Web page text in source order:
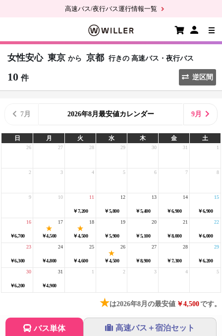
高速バス/夜行バス運行情報一覧
女性安心 東京 から 京都 行きの 高速バス・夜行バス
10 件 逆区間
7月 2026年8月最安値カレンダー 9月
日 月 火 水 木 金 土
26 27 28 29 30 31 1
2 3 4 5 6 7 8
9 10
￥7,200
11
￥5,800
12
￥5,400
13
￥6,900
14
￥6,900
15
￥6,700
16
￥4,500
17
￥4,500
18
￥5,900
19
￥5,100
20
￥8,000
21
￥6,000
22
￥6,300
23
￥4,800
24
￥4,600
25
￥4,500
26
￥8,900
27
￥7,300
28
￥6,200
29
￥6,200
30
￥4,900
31 1 2 3 4 5
★は2026年8月の最安値 ￥4,500です。
バス単体 高速バス＋宿泊セット